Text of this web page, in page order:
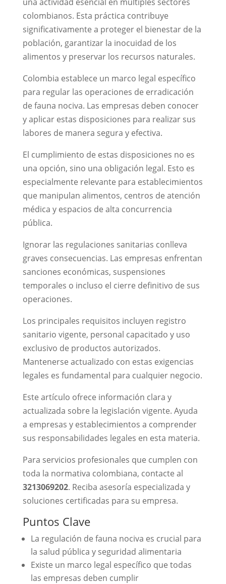
colombianos. Esta práctica contribuye
significativamente a proteger el bienestar de la
población, garantizar la inocuidad de los
alimentos y preservar los recursos naturales.
Colombia establece un marco legal específico
para regular las operaciones de erradicación
de fauna nociva. Las empresas deben conocer
y aplicar estas disposiciones para realizar sus
labores de manera segura y efectiva.
El cumplimiento de estas disposiciones no es
una opción, sino una obligación legal. Esto es
especialmente relevante para establecimientos
que manipulan alimentos, centros de atención
médica y espacios de alta concurrencia
pública.
Ignorar las regulaciones sanitarias conlleva
graves consecuencias. Las empresas enfrentan
sanciones económicas, suspensiones
temporales o incluso el cierre definitivo de sus
operaciones.
Los principales requisitos incluyen registro
sanitario vigente, personal capacitado y uso
exclusivo de productos autorizados.
Mantenerse actualizado con estas exigencias
legales es fundamental para cualquier negocio.
Este artículo ofrece información clara y
actualizada sobre la legislación vigente. Ayuda
a empresas y establecimientos a comprender
sus responsabilidades legales en esta materia.
Para servicios profesionales que cumplen con
toda la normativa colombiana, contacte al
3213069202. Reciba asesoría especializada y
soluciones certificadas para su empresa.
Puntos Clave
La regulación de fauna nociva es crucial para
la salud pública y seguridad alimentaria
Existe un marco legal específico que todas
las empresas deben cumplir